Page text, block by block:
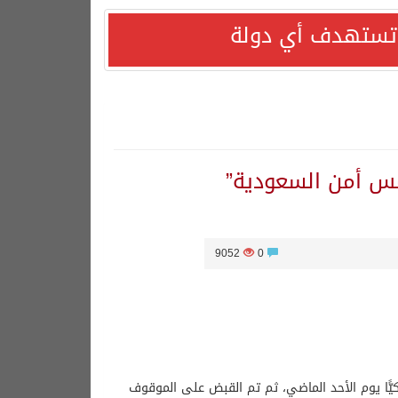
تستهدف أي دولة
0
9052
التابعة للرئاسة، فقد تم القبض على 12 مقيمًا تركيًّا يوم الأحد الماضي، ثم تم القبض على الموقوف